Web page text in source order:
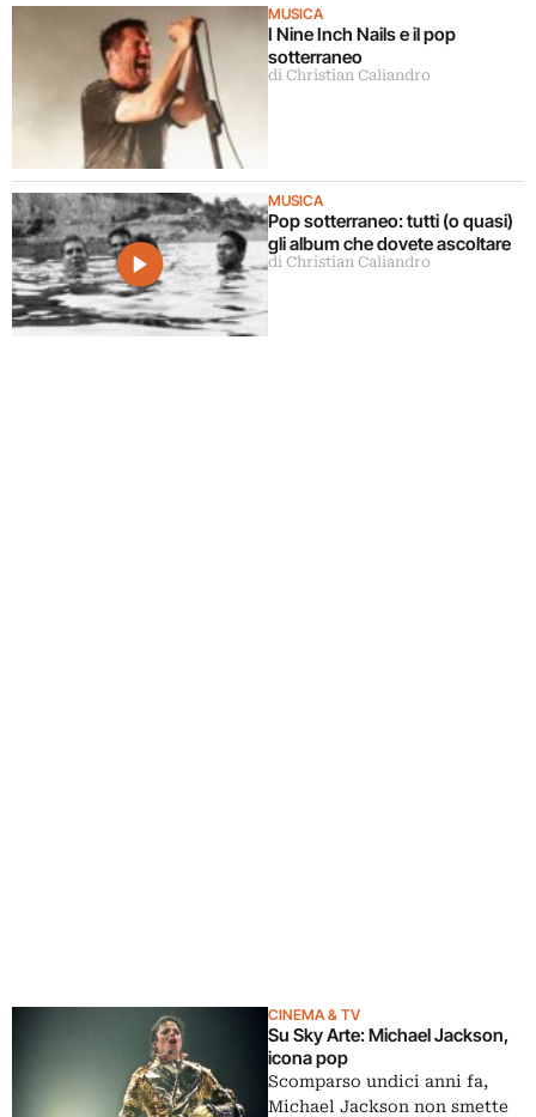
MUSICA
I Nine Inch Nails e il pop
sotterraneo
di Christian Caliandro
MUSICA
Pop sotterraneo: tutti (o quasi)
gli album che dovete ascoltare
di Christian Caliandro
CINEMA & TV
Su Sky Arte: Michael Jackson,
icona pop
Scomparso undici anni fa,
Michael Jackson non smette